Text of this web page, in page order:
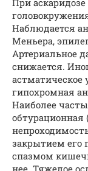
Наблюдается
Меньера,
Артериальное
снижается.
астматическое
гипохромная
Наиболее
обтурационная
закрытием его
спазмом
нее. Тяжелое